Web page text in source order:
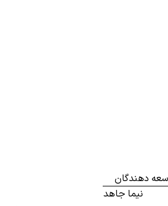
دهندگان
نیما جاهد